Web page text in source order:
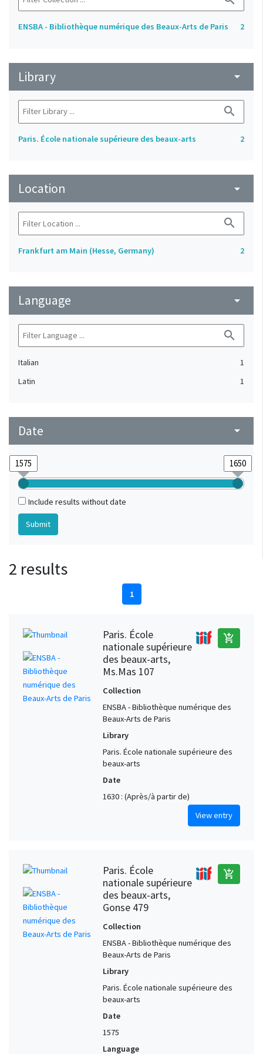
ENSBA - Bibliothèque numérique des Beaux-Arts de Paris 2
Library arrow_drop_down
search
Paris. École nationale supérieure des beaux-arts 2
Location arrow_drop_down
search
Frankfurt am Main (Hesse, Germany) 2
Language arrow_drop_down
search
Italian
1
Latin
1
Date arrow_drop_down
Include results without date
2 results
1
Paris. École
nationale supérieure
des beaux-arts,
Ms.Mas 107
add_shopping_cart
Collection
ENSBA - Bibliothèque numérique des
Beaux-Arts de Paris
Library
Paris. École nationale supérieure des
beaux-arts
Date
1630 : (Après/à partir de)
View entry
Paris. École
nationale supérieure
des beaux-arts,
Gonse 479
add_shopping_cart
Collection
ENSBA - Bibliothèque numérique des
Beaux-Arts de Paris
Library
Paris. École nationale supérieure des
beaux-arts
Date
1575
Language